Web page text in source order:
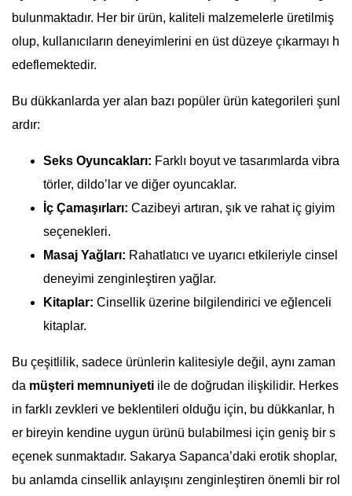
bulunmaktadır. Her bir ürün, kaliteli malzemelerle üretilmiş
olup, kullanıcıların deneyimlerini en üst düzeye çıkarmayı h
edeflemektedir.
Bu dükkanlarda yer alan bazı popüler ürün kategorileri şunl
ardır:
Seks Oyuncakları: Farklı boyut ve tasarımlarda vibra
törler, dildo’lar ve diğer oyuncaklar.
İç Çamaşırları: Cazibeyi artıran, şık ve rahat iç giyim
seçenekleri.
Masaj Yağları: Rahatlatıcı ve uyarıcı etkileriyle cinsel
deneyimi zenginleştiren yağlar.
Kitaplar: Cinsellik üzerine bilgilendirici ve eğlenceli
kitaplar.
Bu çeşitlilik, sadece ürünlerin kalitesiyle değil, aynı zaman
da müşteri memnuniyeti ile de doğrudan ilişkilidir. Herkes
in farklı zevkleri ve beklentileri olduğu için, bu dükkanlar, h
er bireyin kendine uygun ürünü bulabilmesi için geniş bir s
eçenek sunmaktadır. Sakarya Sapanca’daki erotik shoplar,
bu anlamda cinsellik anlayışını zenginleştiren önemli bir rol